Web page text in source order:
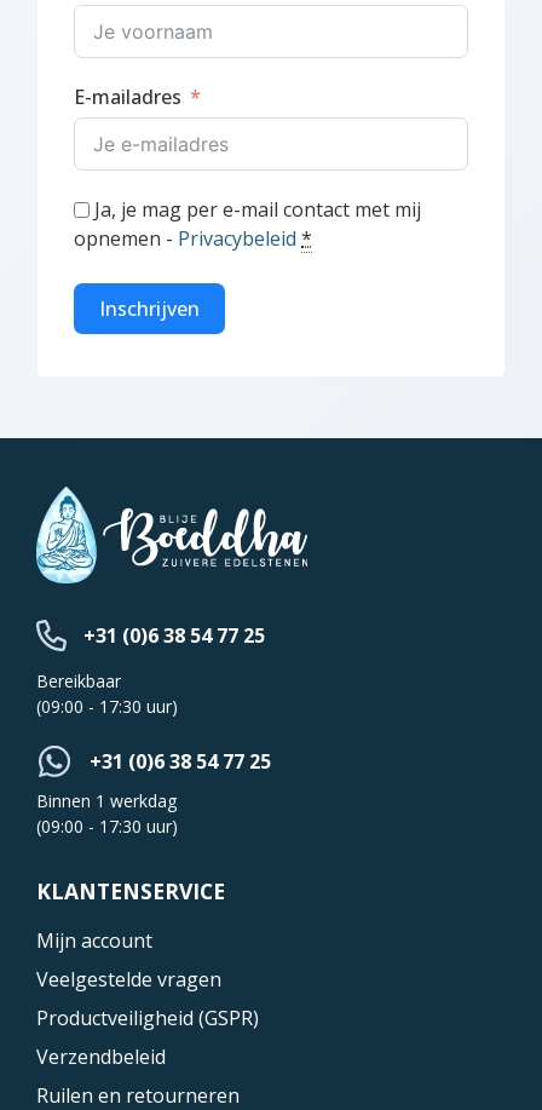
E-mailadres
Ja, je mag per e-mail contact met mij
opnemen - Privacybeleid *
Inschrijven
+31 (0)6 38 54 77 25
Bereikbaar
(09:00 - 17:30 uur)
+31 (0)6 38 54 77 25
Binnen 1 werkdag
(09:00 - 17:30 uur)
KLANTENSERVICE
Mijn account
Veelgestelde vragen
Productveiligheid (GSPR)
Verzendbeleid
Ruilen en retourneren